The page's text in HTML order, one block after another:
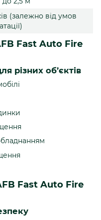
(залежно від умов
Fast Auto Fire
різних об’єктів
Fast Auto Fire